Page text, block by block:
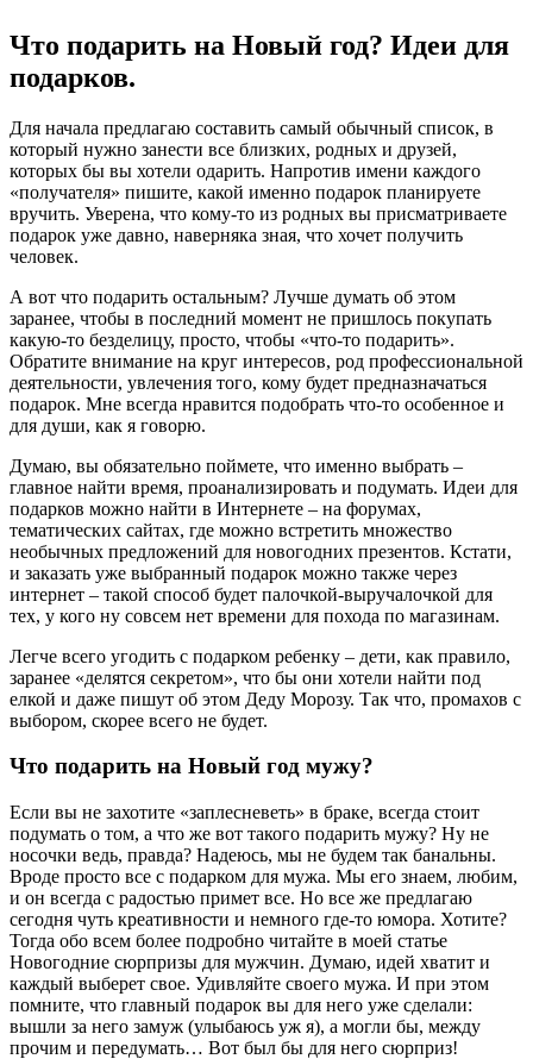
Что подарить на Новый год? Идеи для
подарков.
Для начала предлагаю составить самый обычный список, в
который нужно занести все близких, родных и друзей,
которых бы вы хотели одарить. Напротив имени каждого
«получателя» пишите, какой именно подарок планируете
вручить. Уверена, что кому-то из родных вы присматриваете
подарок уже давно, наверняка зная, что хочет получить
человек.
А вот что подарить остальным? Лучше думать об этом
заранее, чтобы в последний момент не пришлось покупать
какую-то безделицу, просто, чтобы «что-то подарить».
Обратите внимание на круг интересов, род профессиональной
деятельности, увлечения того, кому будет предназначаться
подарок. Мне всегда нравится подобрать что-то особенное и
для души, как я говорю.
Думаю, вы обязательно поймете, что именно выбрать –
главное найти время, проанализировать и подумать. Идеи для
подарков можно найти в Интернете – на форумах,
тематических сайтах, где можно встретить множество
необычных предложений для новогодних презентов. Кстати,
и заказать уже выбранный подарок можно также через
интернет – такой способ будет палочкой-выручалочкой для
тех, у кого ну совсем нет времени для похода по магазинам.
Легче всего угодить с подарком ребенку – дети, как правило,
заранее «делятся секретом», что бы они хотели найти под
елкой и даже пишут об этом Деду Морозу. Так что, промахов с
выбором, скорее всего не будет.
Что подарить на Новый год мужу?
Если вы не захотите «заплесневеть» в браке, всегда стоит
подумать о том, а что же вот такого подарить мужу? Ну не
носочки ведь, правда? Надеюсь, мы не будем так банальны.
Вроде просто все с подарком для мужа. Мы его знаем, любим,
и он всегда с радостью примет все. Но все же предлагаю
сегодня чуть креативности и немного где-то юмора. Хотите?
Тогда обо всем более подробно читайте в моей статье
Новогодние сюрпризы для мужчин. Думаю, идей хватит и
каждый выберет свое. Удивляйте своего мужа. И при этом
помните, что главный подарок вы для него уже сделали:
вышли за него замуж (улыбаюсь уж я), а могли бы, между
прочим и передумать… Вот был бы для него сюрприз!